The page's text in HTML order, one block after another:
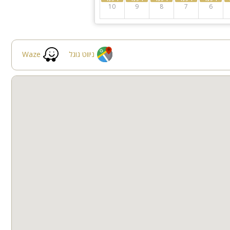
6
7
8
9
10
Waze ניווט גוגל